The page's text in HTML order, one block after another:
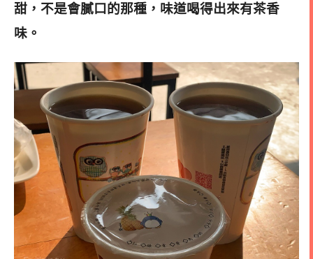
甜，不是會膩口的那種，味道喝得出來有茶香
味。